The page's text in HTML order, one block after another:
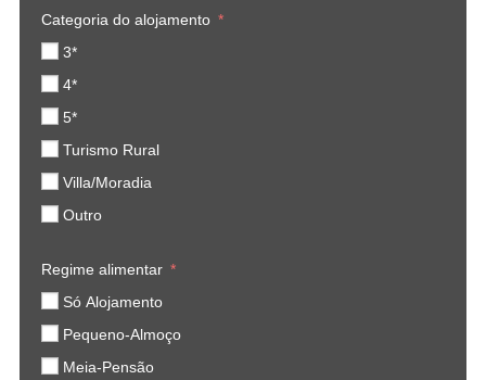
Categoria do alojamento
3*
4*
5*
Turismo Rural
Villa/Moradia
Outro
Regime alimentar
Só Alojamento
Pequeno-Almoço
Meia-Pensão